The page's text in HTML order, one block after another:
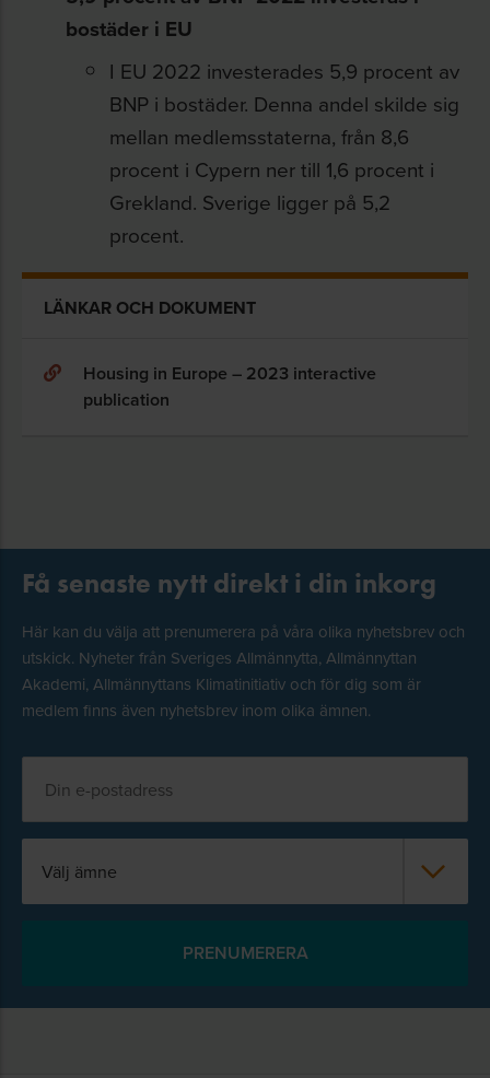
bostäder i EU
I EU 2022 investerades 5,9 procent av
BNP i bostäder. Denna andel skilde sig
mellan medlemsstaterna, från 8,6
procent i Cypern ner till 1,6 procent i
Grekland. Sverige ligger på 5,2
procent.
LÄNKAR OCH DOKUMENT
Housing in Europe – 2023 interactive
publication
Få senaste nytt direkt i din inkorg
Här kan du välja att prenumerera på våra olika nyhetsbrev och
utskick. Nyheter från Sveriges Allmännytta, Allmännyttan
Akademi, Allmännyttans Klimatinitiativ och för dig som är
medlem finns även nyhetsbrev inom olika ämnen.
Välj ämne